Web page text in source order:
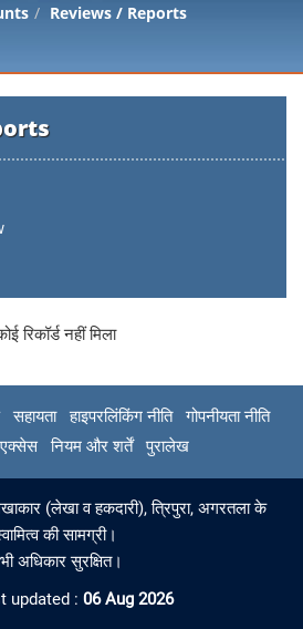
Reviews / Reports
रिकॉर्ड नहीं मिला
सहायता हाइपरलिंकिंग नीति
गोपनीयता नीति
एक्सेस
नियम और शर्तें पुरालेख
(लेखा व हकदारी), त्रिपुरा, अगरतला के
की सामग्री।
अधिकार सुरक्षित।
updated : 06 Aug 2026